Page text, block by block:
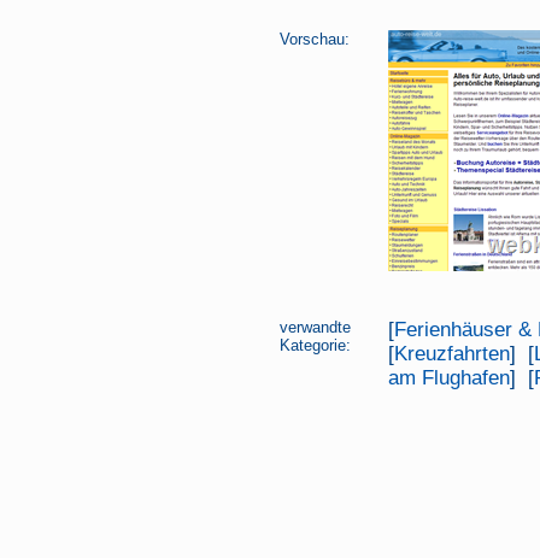
Vorschau:
verwandte
Kategorie:
[Ferienhäuser &
[Kreuzfahrten] [
am Flughafen] [